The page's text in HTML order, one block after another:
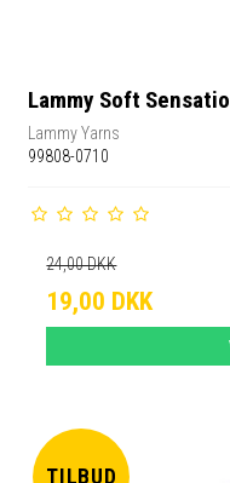
Lammy Soft
Lammy Yarns
99808-0710
24,00 DKK
19,00 DKK
TILBUD